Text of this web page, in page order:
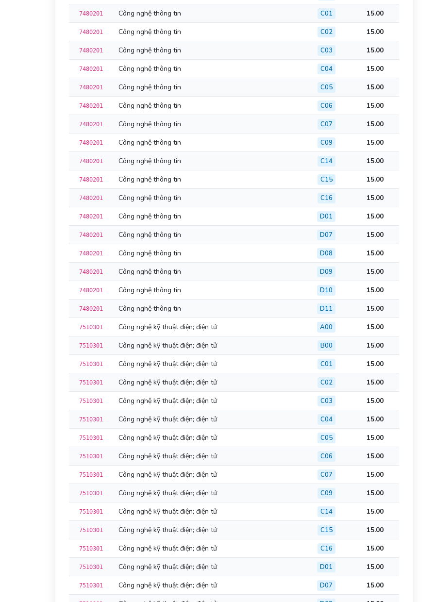
7480201 Công nghệ thông tin C01 15.00
7480201 Công nghệ thông tin C02 15.00
7480201 Công nghệ thông tin C03 15.00
7480201 Công nghệ thông tin C04 15.00
7480201 Công nghệ thông tin C05 15.00
7480201 Công nghệ thông tin C06 15.00
7480201 Công nghệ thông tin C07 15.00
7480201 Công nghệ thông tin C09 15.00
7480201 Công nghệ thông tin C14 15.00
7480201 Công nghệ thông tin C15 15.00
7480201 Công nghệ thông tin C16 15.00
7480201 Công nghệ thông tin D01 15.00
7480201 Công nghệ thông tin D07 15.00
7480201 Công nghệ thông tin D08 15.00
7480201 Công nghệ thông tin D09 15.00
7480201 Công nghệ thông tin D10 15.00
7480201 Công nghệ thông tin D11 15.00
7510301 Công nghệ kỹ thuật điện; điện tử A00 15.00
7510301 Công nghệ kỹ thuật điện; điện tử B00 15.00
7510301 Công nghệ kỹ thuật điện; điện tử C01 15.00
7510301 Công nghệ kỹ thuật điện; điện tử C02 15.00
7510301 Công nghệ kỹ thuật điện; điện tử C03 15.00
7510301 Công nghệ kỹ thuật điện; điện tử C04 15.00
7510301 Công nghệ kỹ thuật điện; điện tử C05 15.00
7510301 Công nghệ kỹ thuật điện; điện tử C06 15.00
7510301 Công nghệ kỹ thuật điện; điện tử C07 15.00
7510301 Công nghệ kỹ thuật điện; điện tử C09 15.00
7510301 Công nghệ kỹ thuật điện; điện tử C14 15.00
7510301 Công nghệ kỹ thuật điện; điện tử C15 15.00
7510301 Công nghệ kỹ thuật điện; điện tử C16 15.00
7510301 Công nghệ kỹ thuật điện; điện tử D01 15.00
7510301 Công nghệ kỹ thuật điện; điện tử D07 15.00